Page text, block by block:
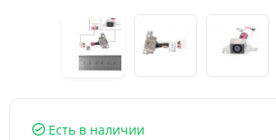
Есть в наличии